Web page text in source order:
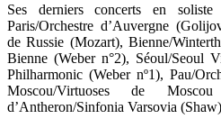
Ses derniers concerts en
Paris/Orchestre d’Auvergne
de Russie (Mozart), Bienne/
Bienne (Weber n°2), Séoul/Seoul
Philharmonic (Weber nº1), Pau/
Moscou/Virtuoses de
d’Antheron/Sinfonia Varsovia